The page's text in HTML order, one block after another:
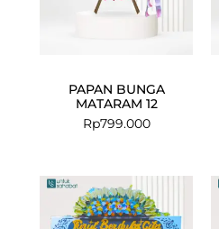
PAPAN BUNGA
MATARAM 12
Rp799.000